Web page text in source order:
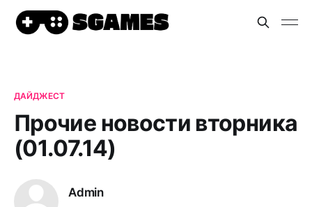
ДАЙДЖЕСТ
Прочие новости вторника
(01.07.14)
Admin